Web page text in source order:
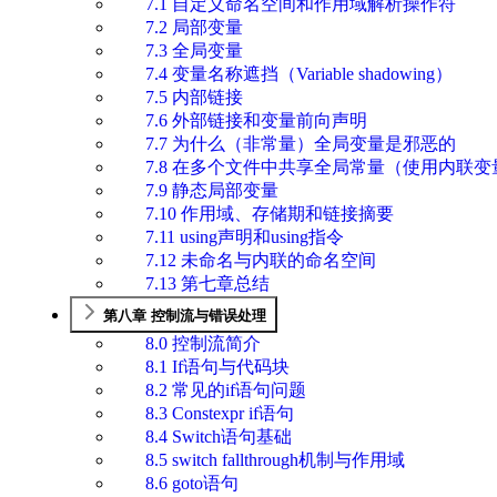
7.1 自定义命名空间和作用域解析操作符
7.2 局部变量
7.3 全局变量
7.4 变量名称遮挡（Variable shadowing）
7.5 内部链接
7.6 外部链接和变量前向声明
7.7 为什么（非常量）全局变量是邪恶的
7.8 在多个文件中共享全局常量（使用内联变
7.9 静态局部变量
7.10 作用域、存储期和链接摘要
7.11 using声明和using指令
7.12 未命名与内联的命名空间
7.13 第七章总结
第八章 控制流与错误处理
8.0 控制流简介
8.1 If语句与代码块
8.2 常见的if语句问题
8.3 Constexpr if语句
8.4 Switch语句基础
8.5 switch fallthrough机制与作用域
8.6 goto语句